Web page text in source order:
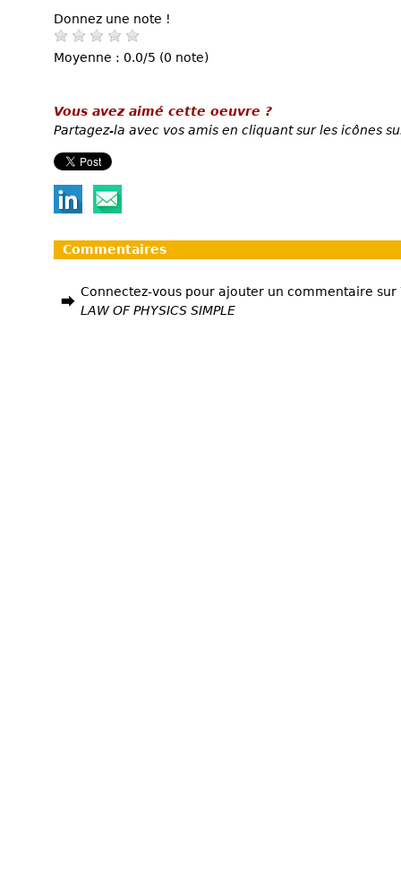
Donnez une note !
Moyenne : 0.0/5 (0 note)
Vous avez aimé cette oeuvre ?
Partagez-la avec vos amis en cliquant sur les icônes
Commentaires
Connectez-vous pour ajouter un commentaire sur
LAW OF PHYSICS SIMPLE